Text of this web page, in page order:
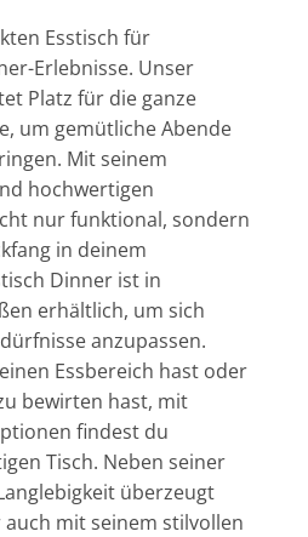
Esstisch für
Erlebnisse. Unser
Platz für die ganze
um gemütliche Abende
Mit seinem
hochwertigen
nur funktional, sondern
in deinem
Dinner ist in
erhältlich, um sich
anzupassen.
Essbereich hast oder
bewirten hast, mit
findest du
Tisch. Neben seiner
überzeugt
mit seinem stilvollen